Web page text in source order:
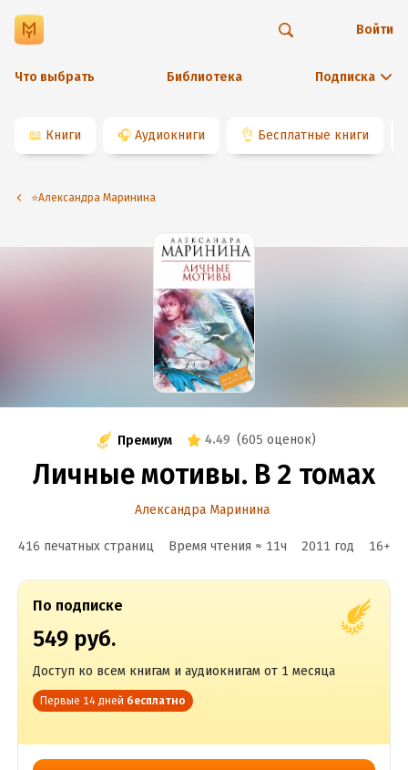
Что выбрать Библиотека Подписка
Войти
📖 Книги 🎧 Аудиокниги 👌 Бесплатные книги
⭐️Александра Маринина
Премиум 4.49 (605 оценок)
Личные мотивы. В 2 томах
Александра Маринина
416 печатных страниц Время чтения ≈ 11ч 2011 год 16+
По подписке
549 руб.
Доступ ко всем книгам и аудиокнигам от 1 месяца
Первые 14 дней бесплатно